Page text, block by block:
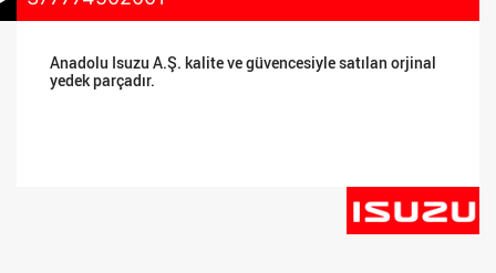
Anadolu Isuzu A.Ş. kalite ve güvencesiyle satılan orjinal
yedek parçadır.